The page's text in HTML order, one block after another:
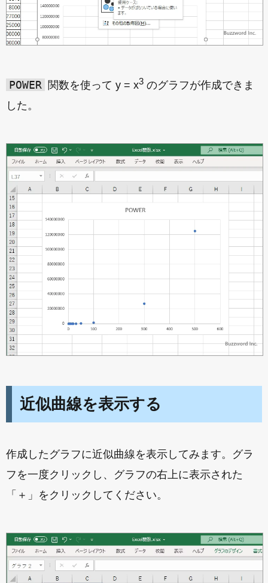
POWER 関数を使って y = x3 のグラフが作成できま
した。
近似曲線を表示する
作成したグラフに近似曲線を表示してみます。グラ
フを一度クリックし、グラフの右上に表示された
「＋」をクリックしてください。